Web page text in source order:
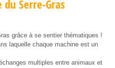
Serre-Gras
grâce à se sentier thématiques !
laquelle chaque machine est un
multiples entre animaux et